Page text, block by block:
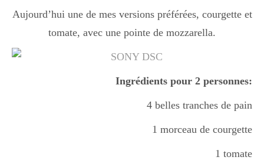
Entrée
plats
Dessert
Aujourd’hui une de mes versions préférées, courgette et
tomate, avec une pointe de mozzarella.
Ingrédients pour 2 personnes:
4 belles tranches de pain
1 morceau de courgette
1 tomate